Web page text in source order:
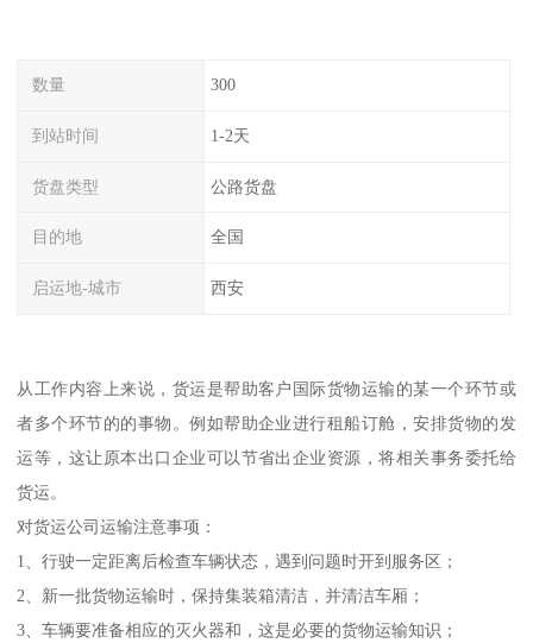
数量 300
到站时间 1-2天
货盘类型 公路货盘
目的地 全国
启运地-城市 西安
从工作内容上来说，货运是帮助客户国际货物运输的某一个环节或
者多个环节的的事物。例如帮助企业进行租船订舱，安排货物的发
运等，这让原本出口企业可以节省出企业资源，将相关事务委托给
货运。
对货运公司运输注意事项：
1、行驶一定距离后检查车辆状态，遇到问题时开到服务区；
2、新一批货物运输时，保持集装箱清洁，并清洁车厢；
3、车辆要准备相应的灭火器和，这是必要的货物运输知识；